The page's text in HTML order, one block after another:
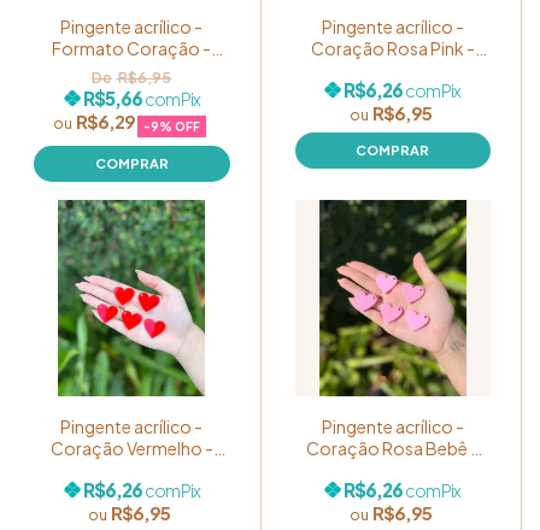
Pingente acrílico -
Formato Coração -
Cor: Rosa Bebê GLITTER
Candy Color - Pacote
com 05 unidades
R$6,29 -9% OFF
R$6,95
R$5,66comPix
Pingente acrílico -
Coração Rosa Pink -
unidades
R$6,95
R$6,26comPix
Pingente acrílico -
Coração Vermelho -
unidades
R$6,95
R$6,26comPix
Pingente acrílico -
Coração Rosa Bebê -
unidades
R$6,95
R$6,26comPix